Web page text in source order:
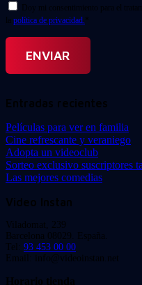
Doy mi consentimiento para el
la política de privacidad. *
Entradas recientes
Películas para ver en familia
Cine refrescante y veraniego
Adopta un videoclub
Sorteo exclusivo suscriptores
Las mejores comedias
Video Instan
Viladomat, 239
Barcelona 08029. España.
Tel: 93 453 00 00
Email: info@videoinstan.net
Horario tienda